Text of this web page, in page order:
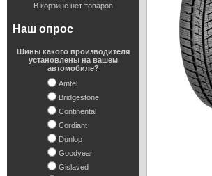
В корзине нет товаров
Наш опрос
Шины какого производителя
установлены на вашем
автомобиле?
Amtel
Bridgestone
Continental
Cordiant
Dunlop
Goodyear
Gislaved